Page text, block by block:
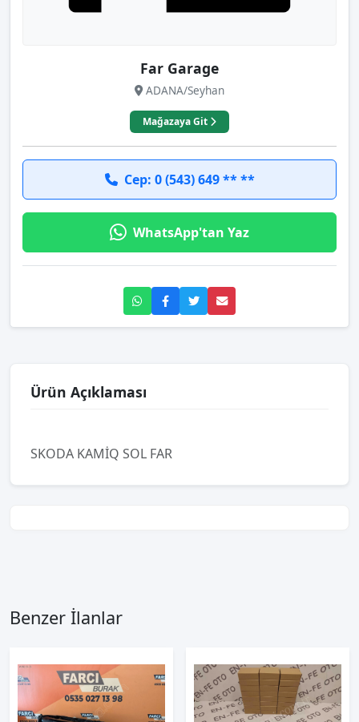
Far Garage
ADANA/Seyhan
Mağazaya Git
Cep: 0 (543) 649 ** **
WhatsApp'tan Yaz
Ürün Açıklaması
SKODA KAMİQ SOL FAR
Benzer İlanlar